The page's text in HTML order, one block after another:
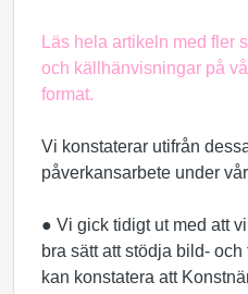
Läs hela artikeln med fler
och källhänvisningar på
format.
Vi konstaterar utifrån
påverkansarbete under
● Vi gick tidigt ut med att
bra sätt att stödja bild-
kan konstatera att